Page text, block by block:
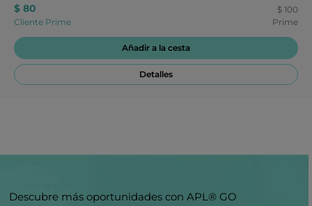
$ 80
Cliente Prime
$ 100
Prime
Añadir a la cesta
Detalles
Descubre más oportunidades con APL® GO